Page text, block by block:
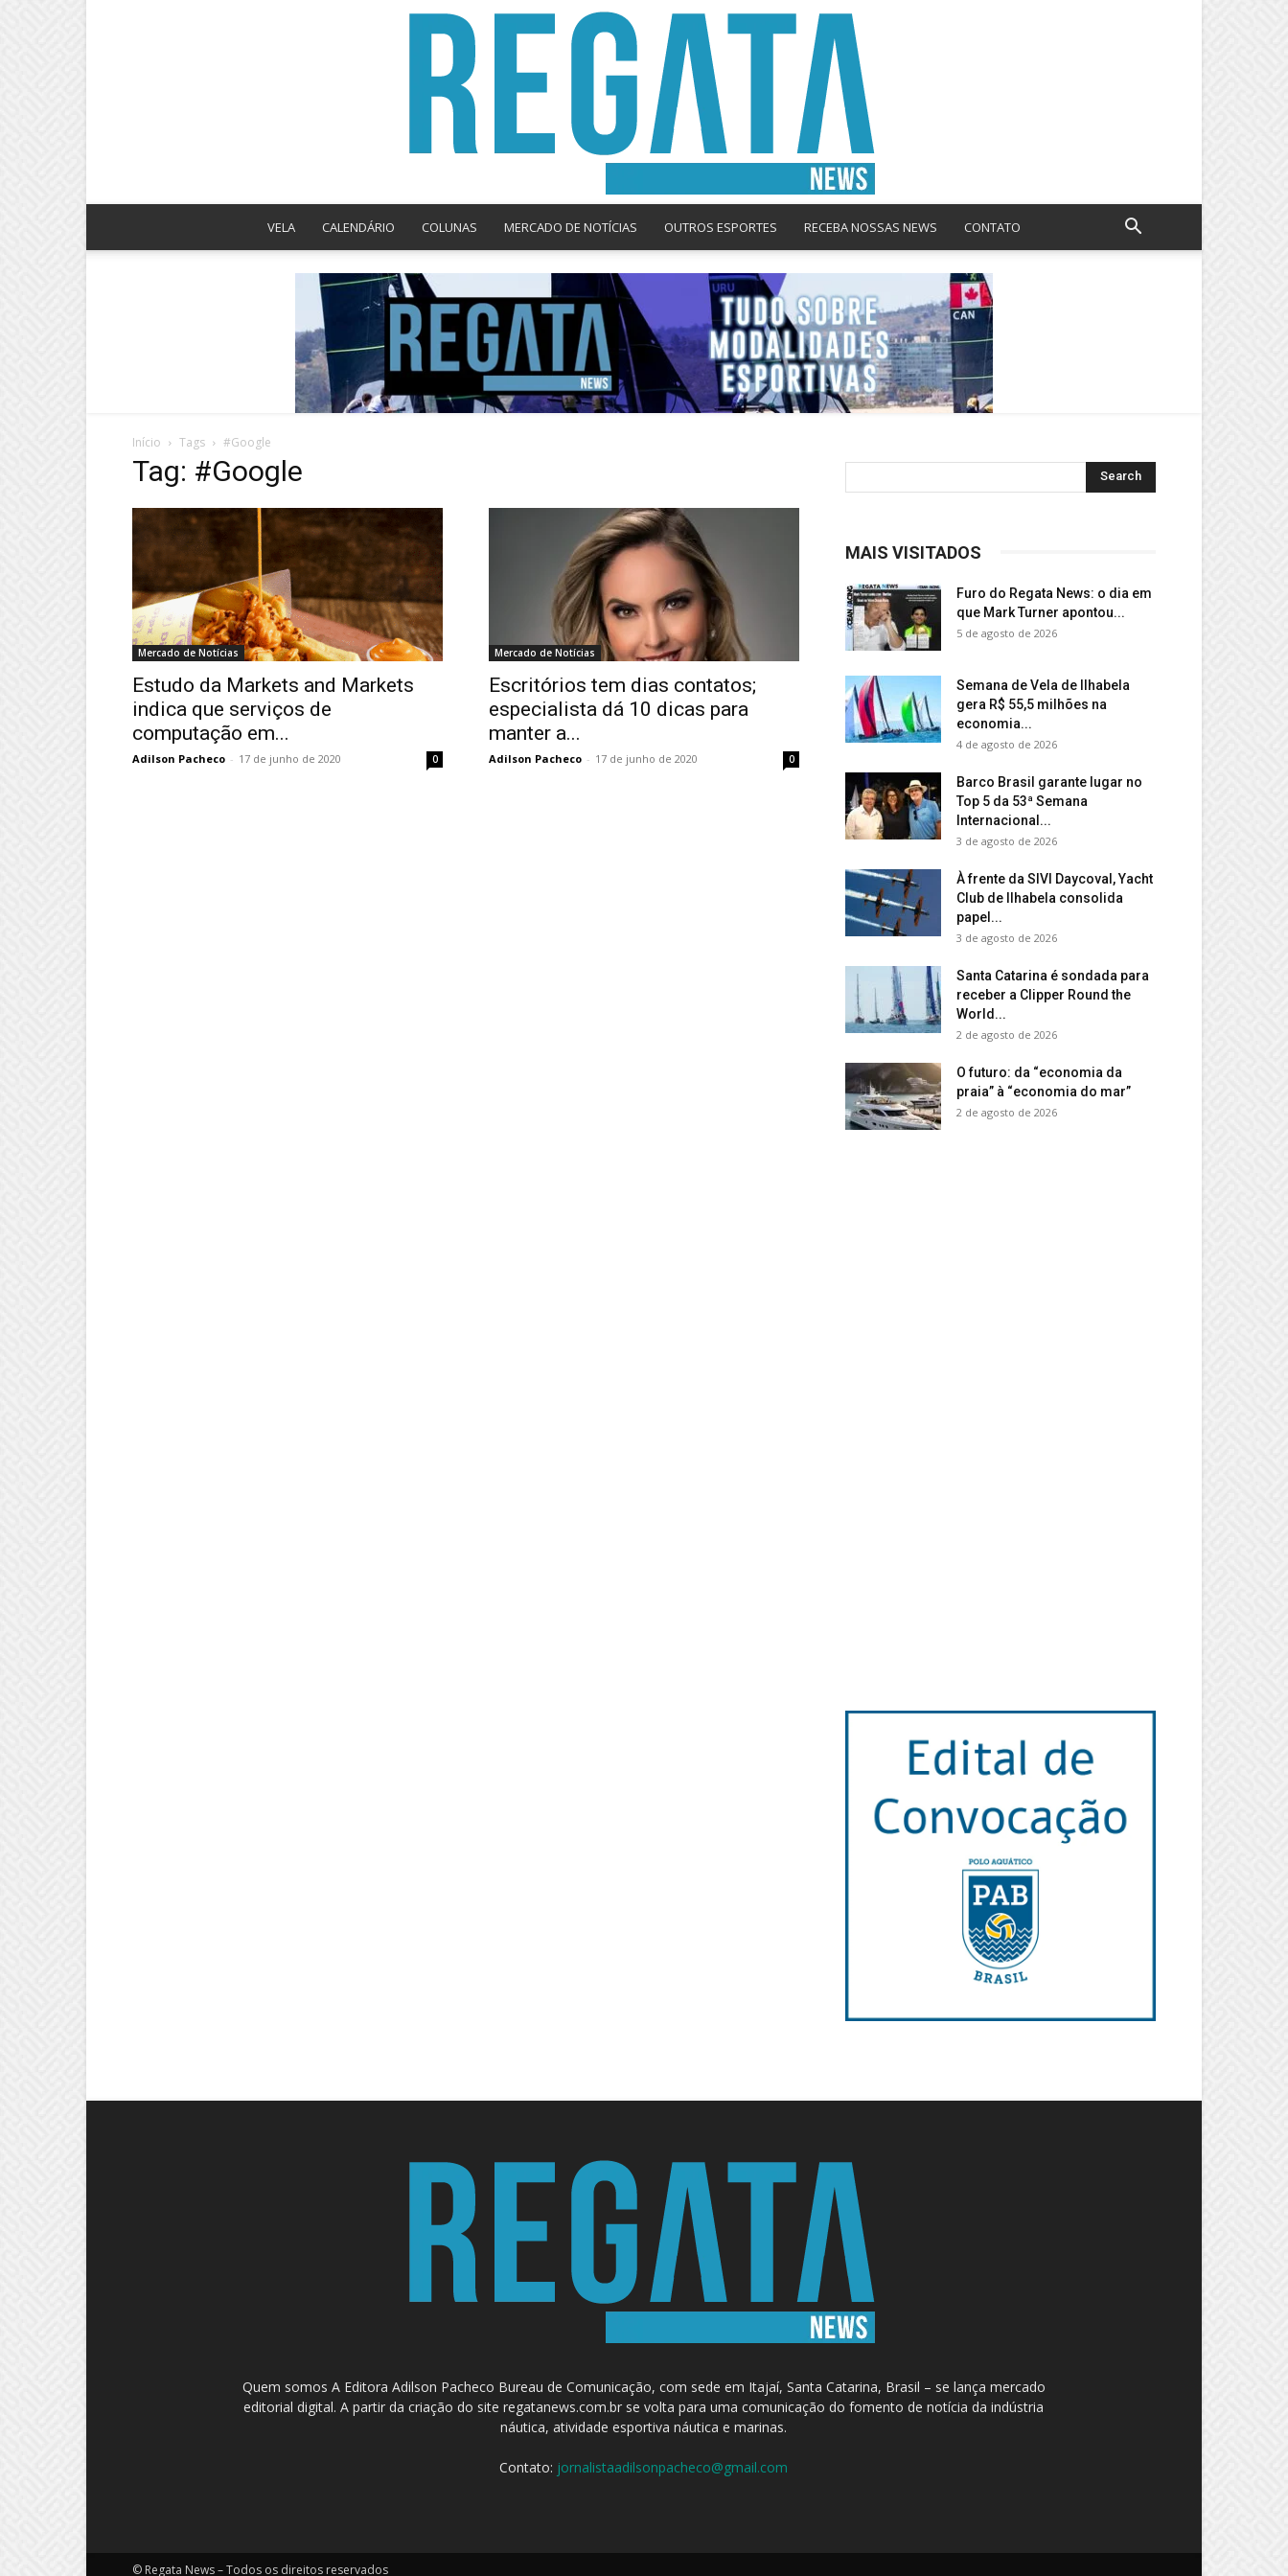
News
VELA CALENDÁRIO COLUNAS MERCADO DE NOTÍCIAS OUTROS ESPORTES RECEBA NOSSAS NEWS CONTATO
Início Tags #Google
Tag: #Google
Mercado de Notícias
Estudo da Markets and Markets
indica que serviços de
computação em...
Adilson Pacheco - 17 de junho de 2020 0
Mercado de Notícias
Escritórios tem dias contatos;
especialista dá 10 dicas para
manter a...
Adilson Pacheco - 17 de junho de 2020 0
MAIS VISITADOS
Furo do Regata News: o dia em
que Mark Turner apontou...
5 de agosto de 2026
Semana de Vela de Ilhabela
gera R$ 55,5 milhões na
economia...
4 de agosto de 2026
Barco Brasil garante lugar no
Top 5 da 53ª Semana
Internacional...
3 de agosto de 2026
À frente da SIVI Daycoval, Yacht
Club de Ilhabela consolida
papel...
3 de agosto de 2026
Santa Catarina é sondada para
receber a Clipper Round the
World...
2 de agosto de 2026
O futuro: da “economia da
praia” à “economia do mar”
2 de agosto de 2026
Quem somos A Editora Adilson Pacheco Bureau de Comunicação, com sede em Itajaí, Santa Catarina, Brasil – se lança mercado
editorial digital. A partir da criação do site regatanews.com.br se volta para uma comunicação do fomento de notícia da indústria
náutica, atividade esportiva náutica e marinas.
Contato: jornalistaadilsonpacheco@gmail.com
© Regata News – Todos os direitos reservados